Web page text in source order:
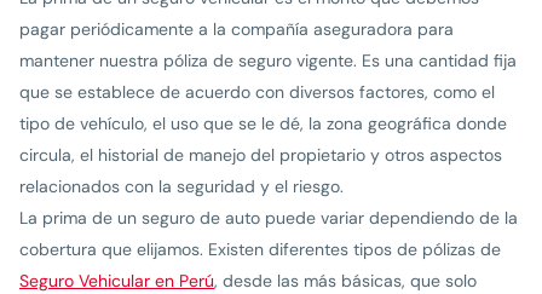
pagar periódicamente a la compañía aseguradora para
mantener nuestra póliza de seguro vigente. Es una cantidad fija
que se establece de acuerdo con diversos factores, como el
tipo de vehículo, el uso que se le dé, la zona geográfica donde
circula, el historial de manejo del propietario y otros aspectos
relacionados con la seguridad y el riesgo.
La prima de un seguro de auto puede variar dependiendo de la
cobertura que elijamos. Existen diferentes tipos de pólizas de
Seguro Vehicular en Perú, desde las más básicas, que solo